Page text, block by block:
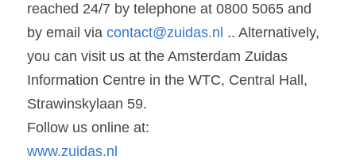
reached 24/7 by telephone at 0800 5065 and
by email via contact@zuidas.nl .. Alternatively,
you can visit us at the Amsterdam Zuidas
Information Centre in the WTC, Central Hall,
Strawinskylaan 59.
Follow us online at:
www.zuidas.nl